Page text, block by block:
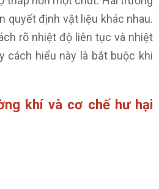
quyết định vật liệu khác nhau.
rõ nhiệt độ liên tục và nhiệt
cách hiểu này là bắt buộc khi
khí và cơ chế hư hại